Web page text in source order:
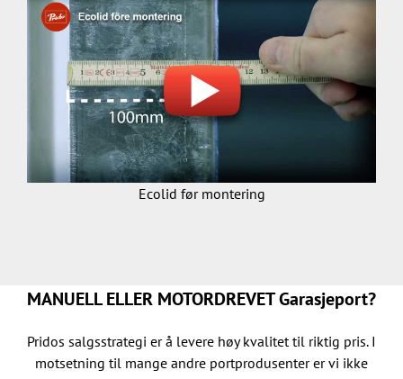
Ecolid før montering
MANUELL ELLER MOTORDREVET Garasjeport?
Pridos salgsstrategi er å levere høy kvalitet til riktig pris. I
motsetning til mange andre portprodusenter er vi ikke